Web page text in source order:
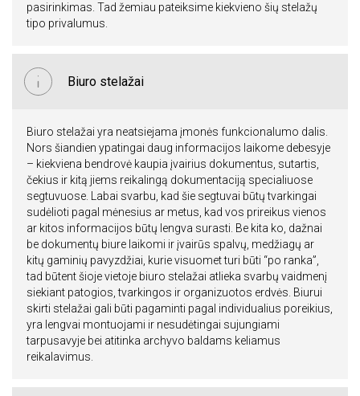
pasirinkimas. Tad žemiau pateiksime kiekvieno šių stelažų
tipo privalumus.
Biuro stelažai
Biuro stelažai yra neatsiejama įmonės funkcionalumo dalis.
Nors šiandien ypatingai daug informacijos laikome debesyje
– kiekviena bendrovė kaupia įvairius dokumentus, sutartis,
čekius ir kitą jiems reikalingą dokumentaciją specialiuose
segtuvuose. Labai svarbu, kad šie segtuvai būtų tvarkingai
sudėlioti pagal mėnesius ar metus, kad vos prireikus vienos
ar kitos informacijos būtų lengva surasti. Be kita ko, dažnai
be dokumentų biure laikomi ir įvairūs spalvų, medžiagų ar
kitų gaminių pavyzdžiai, kurie visuomet turi būti “po ranka”,
tad būtent šioje vietoje biuro stelažai atlieka svarbų vaidmenį
siekiant patogios, tvarkingos ir organizuotos erdvės. Biurui
skirti stelažai gali būti pagaminti pagal individualius poreikius,
yra lengvai montuojami ir nesudėtingai sujungiami
tarpusavyje bei atitinka archyvo baldams keliamus
reikalavimus.